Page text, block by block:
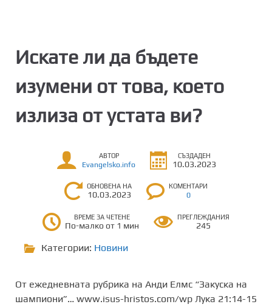
Искате ли да бъдете
изумени от това, което
излиза от устата ви?
АВТОР
Evangelsko.info
СЪЗДАДЕН
10.03.2023
ОБНОВЕНА НА
10.03.2023
КОМЕНТАРИ
0
ВРЕМЕ ЗА ЧЕТЕНЕ
По-малко от 1 мин
ПРЕГЛЕЖДАНИЯ
245
Категории: Новини
От ежедневната рубрика на Анди Елмс “Закуска на
шампиони”… www.isus-hristos.com/wp Лука 21:14-15